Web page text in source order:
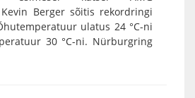
Berger sõitis rekordringi
ulatus 24 °C-ni
30 °C-ni. Nürburgring